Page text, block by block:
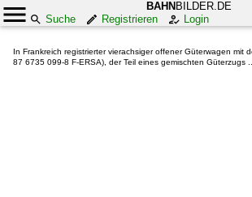
BAHN BILDER.DE
Suche
Registrieren Login
In Frankreich registrierter vierachsiger offener Güterwagen mit
87 6735 099-8 F-ERSA), der Teil eines gemischten Güterzugs ...